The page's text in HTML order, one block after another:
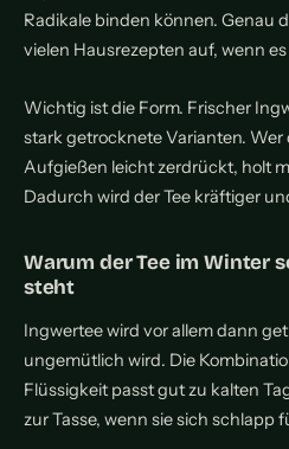
Radikale binden können. Genau
vielen Hausrezepten auf, wenn
Wichtig ist die Form. Frischer
stark getrocknete Varianten. Wer
Aufgießen leicht zerdrückt, holt
Dadurch wird der Tee kräftiger
Warum der Tee im Winter
steht
Ingwertee wird vor allem dann
ungemütlich wird. Die
Flüssigkeit passt gut zu kalten
zur Tasse, wenn sie sich schlapp